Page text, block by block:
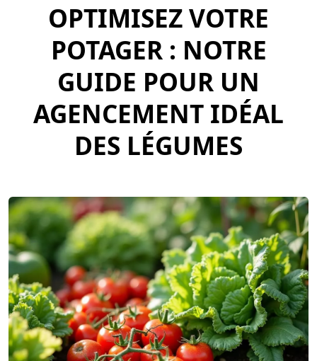
OPTIMISEZ VOTRE
POTAGER : NOTRE
GUIDE POUR UN
AGENCEMENT IDÉAL
DES LÉGUMES